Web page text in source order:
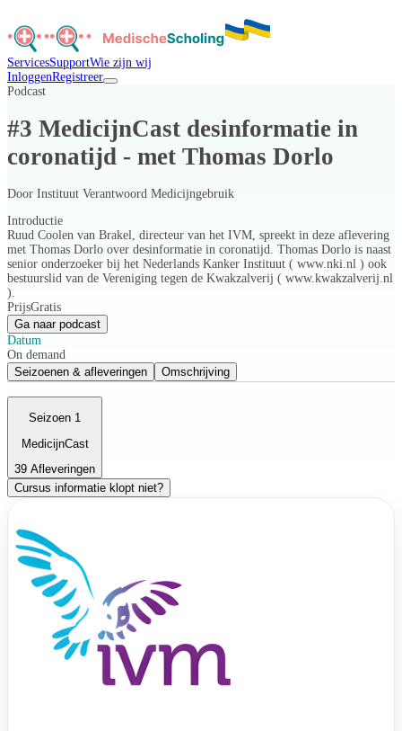
ServicesSupportWie zijn wij
InloggenRegistreer
Podcast
#3 MedicijnCast desinformatie in
coronatijd - met Thomas Dorlo
Door Instituut Verantwoord Medicijngebruik
Introductie
Ruud Coolen van Brakel, directeur van het IVM, spreekt in deze aflevering
met Thomas Dorlo over desinformatie in coronatijd. Thomas Dorlo is naast
senior onderzoeker bij het Nederlands Kanker Instituut ( www.nki.nl ) ook
bestuurslid van de Vereniging tegen de Kwakzalverij ( www.kwakzalverij.nl
).
PrijsGratis
Ga naar podcast
Datum
On demand
Seizoenen & afleveringen
Omschrijving
Seizoen 1
MedicijnCast
39 Afleveringen
Cursus informatie klopt niet?